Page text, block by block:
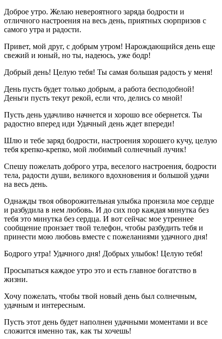
Доброе утро. Желаю невероятного заряда бодрости и
отличного настроения на весь день, приятных сюрпризов с
самого утра и радости.
Привет, мой друг, с добрым утром! Нарождающийся день еще
свежий и юный, но ты, надеюсь, уже бодр!
Добрый день! Целую тебя! Ты самая большая радость у меня!
День пусть будет только добрым, а работа бесподобной!
Деньги пусть текут рекой, если что, делись со мной!
Пусть день удачливо начнется и хорошо все обернется. Ты
радостно вперед иди Удачный день ждет впереди!
Шлю и тебе заряд бодрости, настроения хорошего кучу, целую
тебя крепко-крепко, мой любимый солнечный лучик!
Спешу пожелать доброго утра, веселого настроения, бодрости
тела, радости души, великого вдохновения и большой удачи
на весь день.
Однажды твоя обворожительная улыбка пронзила мое сердце
и разбудила в нем любовь. И до сих пор каждая минутка без
тебя это минутка без сердца. И вот сейчас мое утреннее
сообщение пронзает твой телефон, чтобы разбудить тебя и
принести мою любовь вместе с пожеланиями удачного дня!
Бодрого утра! Удачного дня! Добрых улыбок! Целую тебя!
Просыпаться каждое утро это и есть главное богатство в
жизни.
Хочу пожелать, чтобы твой новый день был солнечным,
удачным и интересным.
Пусть этот день будет наполнен удачными моментами и все
сложится именно так, как ты хочешь!